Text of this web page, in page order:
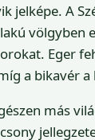
jelképe. A
Eger
a bikavér
más